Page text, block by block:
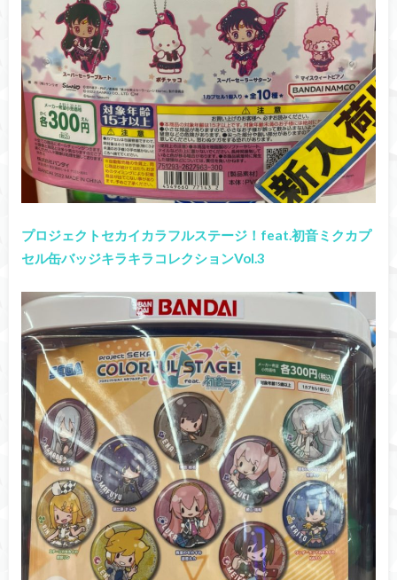
プロジェクトセカイカラフルステージ！feat.初音ミクカプ
セル缶バッジキラキラコレクションVol.3